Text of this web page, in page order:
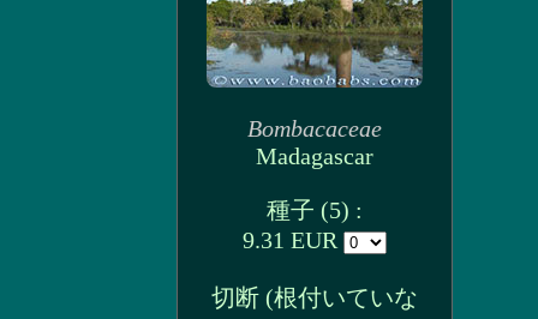
Bombacaceae
Madagascar
種子 (5) :
9.31 EUR
切断 (根付いていな